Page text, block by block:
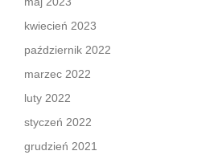
kwiecień 2023
październik 2022
marzec 2022
luty 2022
styczeń 2022
grudzień 2021